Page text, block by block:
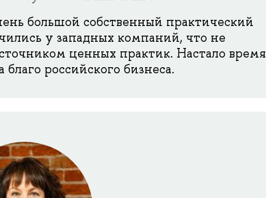
большой собственный практический
у западных компаний, что не
ценных практик. Настало время
российского бизнеса.